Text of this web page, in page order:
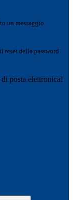
un messaggio
reset della password
posta elettronica!